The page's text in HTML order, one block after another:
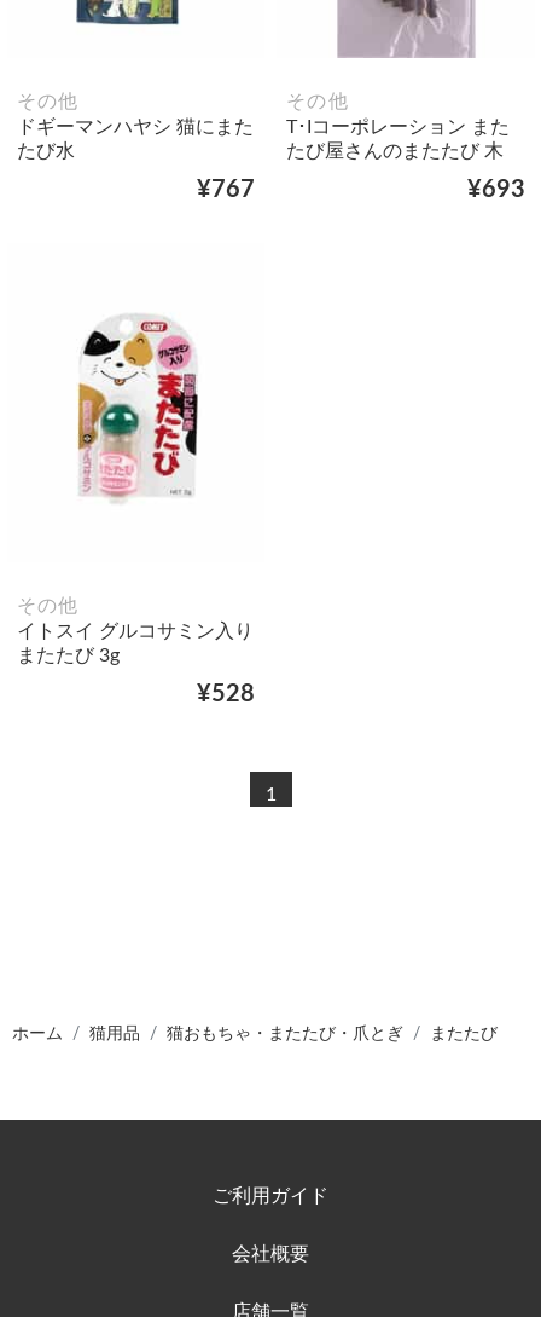
その他
ドギーマンハヤシ 猫にまた
たび水
¥767
その他
T･Iコーポレーション また
たび屋さんのまたたび 木
¥693
その他
イトスイ グルコサミン入り
またたび 3g
¥528
1
ホーム 猫用品 猫おもちゃ・またたび・爪とぎ またたび
ご利用ガイド
会社概要
店舗一覧